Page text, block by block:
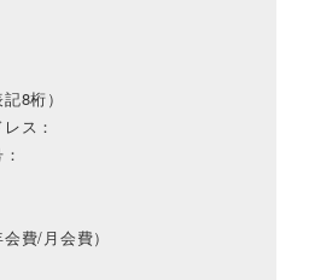
8桁）
ス：
費/月会費）